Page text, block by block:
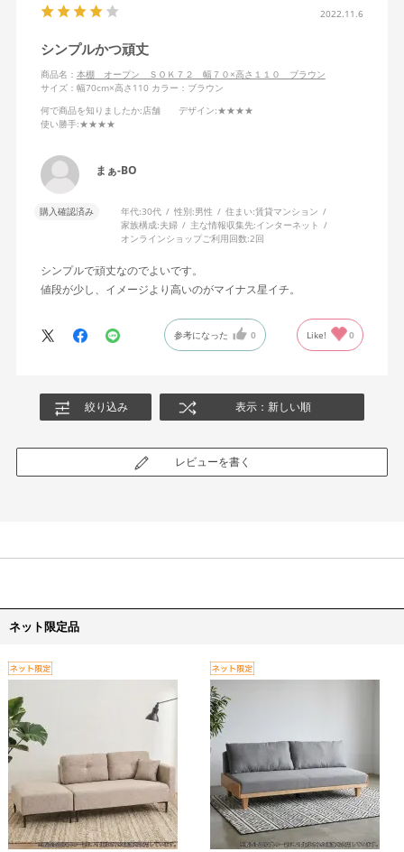
2022.11.6
シンプルかつ頑丈
商品名： 本棚 オープン ＳＯＫ７２ 幅７０×高さ１１０ ブラウン
サイズ：幅70cm×高さ110 カラー：ブラウン
何で商品を知りましたか:店舗 デザイン:★★★★
使い勝手:★★★★
まぁ-BO
購入確認済み 年代:30代 性別:男性 住まい:賃貸マンション
家族構成:夫婦 主な情報収集先:インターネット
オンラインショップご利用回数:2回
シンプルで頑丈なのでよいです。
値段が少し、イメージより高いのがマイナス星イチ。
参考になった 0 Like! 0
絞り込み 表示：新しい順
レビューを書く
ネット限定品